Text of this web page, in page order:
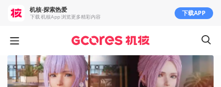
机核-探索热爱
下载 机核App 浏览更多精彩内容 下载APP